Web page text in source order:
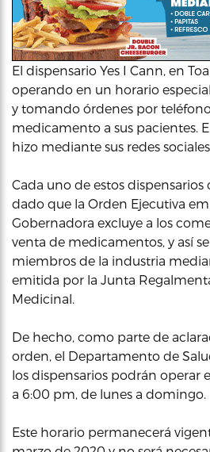
El dispensario Yes I Cann, en
operando en un horario
y tomando órdenes por
medicamento a sus pacientes.
hizo mediante sus redes
Cada uno de estos
dado que la Orden Ejecutiva
Gobernadora excluye a los
venta de medicamentos, y así
miembros de la industria
emitida por la Junta
Medicinal.
De hecho, como parte de
orden, el Departamento de
los dispensarios podrán operar
a 6:00 pm, de lunes a domingo.
Este horario permanecerá